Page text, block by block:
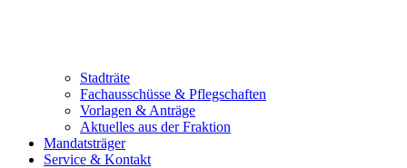
Stadträte
Fachausschüsse & Pflegschaften
Vorlagen & Anträge
Aktuelles aus der Fraktion
Mandatsträger
Service & Kontakt